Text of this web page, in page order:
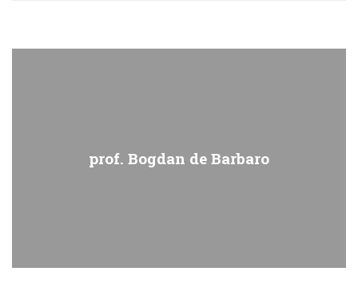
prof. Bogdan de Barbaro